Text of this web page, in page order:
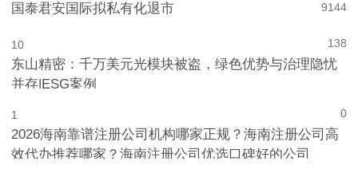
144
9
国泰君安国际拟私有化退市
138
10
东山精密：千万美元光模块被盗，绿色优势与治理隐忧
并存|ESG案例
0
1
2026海南靠谱注册公司机构哪家正规？海南注册公司高
效代办推荐哪家？海南注册公司优选口碑好的公司